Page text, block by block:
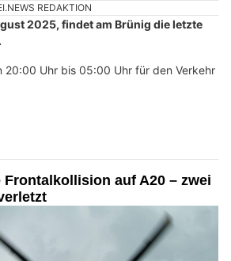
REDAKTION
2025, findet am Brünig die letzte
20:00 Uhr bis 05:00 Uhr für den Verkehr
Frontalkollision auf A20 – zwei